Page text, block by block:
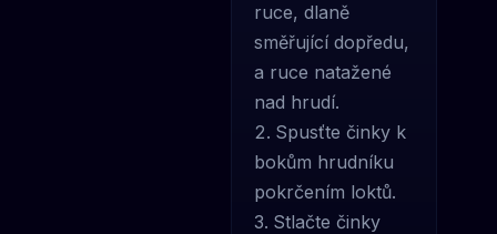
ruce, dlaně
směřující dopředu,
a ruce natažené
nad hrudí.
Spusťte činky k
bokům hrudníku
pokrčením loktů.
Stlačte činky